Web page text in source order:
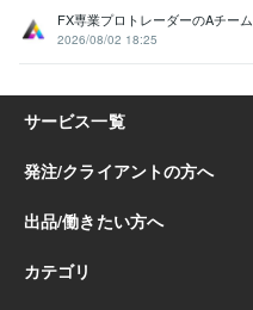
FX専業プロトレーダーのAチーム
2026/08/02 18:25